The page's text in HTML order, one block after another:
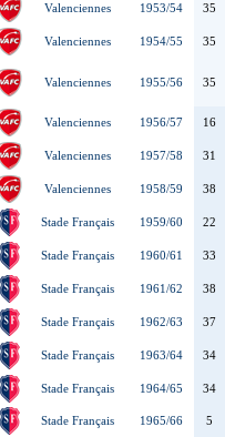
Valenciennes
1953/54 35
Valenciennes 1954/55 35
Valenciennes 1955/56 35
Valenciennes 1956/57 16
Valenciennes 1957/58 31
Valenciennes 1958/59 38
Stade Français 1959/60 22
Stade Français 1960/61 33
Stade Français 1961/62 38
Stade Français 1962/63 37
Stade Français 1963/64 34
Stade Français 1964/65 34
Stade Français 1965/66 5